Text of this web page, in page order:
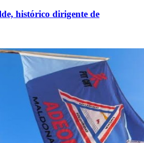
histórico dirigente de